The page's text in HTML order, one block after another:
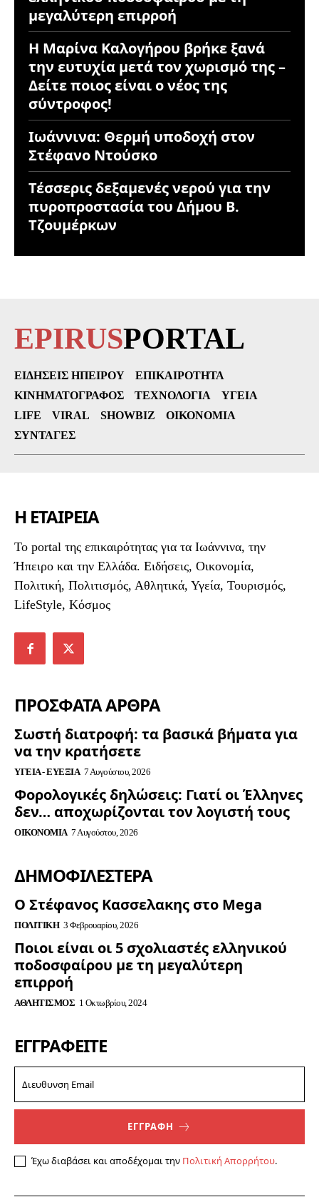
μεγαλύτερη επιρροή
Η Μαρίνα Καλογήρου βρήκε ξανά
την ευτυχία μετά τον χωρισμό της –
Δείτε ποιος είναι ο νέος της
σύντροφος!
Ιωάννινα: Θερμή υποδοχή στον
Στέφανο Ντούσκο
Τέσσερις δεξαμενές νερού για την
πυροπροστασία του Δήμου Β.
Τζουμέρκων
EPIRUSPORTAL
ΕΙΔΉΣΕΙΣ ΗΠΕΊΡΟΥ
ΕΠΙΚΑΙΡΌΤΗΤΑ
ΚΙΝΗΜΑΤΟΓΡΆΦΟΣ
ΤΕΧΝΟΛΟΓΊΑ
ΥΓΕΊΑ
LIFE
VIRAL SHOWBIZ
ΟΙΚΟΝΟΜΊΑ
ΣΥΝΤΑΓΈΣ
Η ΕΤΑΙΡΕΙΑ
To portal της επικαιρότητας για τα Ιωάννινα, την
Ήπειρο και την Ελλάδα. Ειδήσεις, Οικονομία,
Πολιτική, Πολιτισμός, Αθλητικά, Υγεία, Τουρισμός,
LifeStyle, Κόσμος
ΠΡΟΣΦΑΤΑ ΑΡΘΡΑ
Σωστή διατροφή: τα βασικά βήματα για
να την κρατήσετε
ΥΓΕΊΑ - ΕΥΕΞΊΑ 7 Αυγούστου, 2026
Φορολογικές δηλώσεις: Γιατί οι Έλληνες
δεν… αποχωρίζονται τον λογιστή τους
ΟΙΚΟΝΟΜΊΑ 7 Αυγούστου, 2026
ΔΗΜΟΦΙΛΈΣΤΕΡΑ
Ο Στέφανος Κασσελακης στο Mega
ΠΟΛΙΤΙΚΉ 3 Φεβρουαρίου, 2026
Ποιοι είναι οι 5 σχολιαστές ελληνικού
ποδοσφαίρου με τη μεγαλύτερη
επιρροή
ΑΘΛΗΤΙΣΜΌΣ 1 Οκτωβρίου, 2024
ΕΓΓΡΑΦΕΊΤΕ
ΕΓΓΡΑΦΗ
Έχω διαβάσει και αποδέχομαι την Πολιτική Απορρήτου.